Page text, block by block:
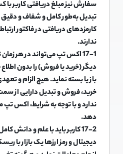
سفارش نیز مبلغ دریافتی کاربر با
تبدیل به‌طور کامل و شفاف و
کارمزدهای دریافتی در فاکتور
ندارند.
17-1 اکس تپ می‌تواند در هر
دیگر (خرید یا فروش) را بدون اطلاع
باز یا بسته نماید. هیچ الزام و
خرید، فروش و تبدیل دارایی از
ندارد و با توجه به شرایط، اکس تپ
دهد.
17-2 کاربر باید با علم و دانش
دیجیتال و رمز ارزها یک بازار با